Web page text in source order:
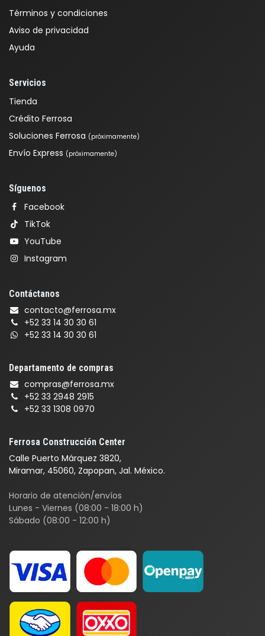
Términos y condiciones
Aviso de privacidad
Ayuda
Servicios
Tienda
Crédito Ferrosa
Soluciones Ferrosa (próximamente)
Envío Express (próximamente)
Ferrosa Construcción Center
Calle Puerto Márquez 3820,
Miramar, 45060, Zapopan, Jal. México.
Horario de atención/envíos
Lunes - Viernes (08:00 - 18:00 h)
Sábado (08:00 - 12:00 h)
Síguenos
Facebook
TikTok
YouTube
Instagram
Contáctanos
contacto@ferrosa.mx
+52 33 14 30 30 61
+52 33 14 30 30 61
Departamento de compras
compras@ferrosa.mx
+52 33 2948 2915
+52 33 1308 0970